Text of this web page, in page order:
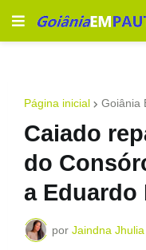
Página inicial Goiânia
Caiado
do
a Eduardo
por Jaindna Jhulia